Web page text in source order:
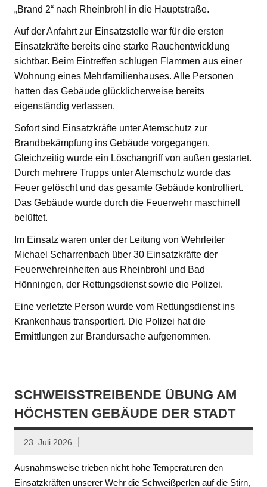
„Brand 2“ nach Rheinbrohl in die Hauptstraße.
Auf der Anfahrt zur Einsatzstelle war für die ersten
Einsatzkräfte bereits eine starke Rauchentwicklung
sichtbar. Beim Eintreffen schlugen Flammen aus einer
Wohnung eines Mehrfamilienhauses. Alle Personen
hatten das Gebäude glücklicherweise bereits
eigenständig verlassen.
Sofort sind Einsatzkräfte unter Atemschutz zur
Brandbekämpfung ins Gebäude vorgegangen.
Gleichzeitig wurde ein Löschangriff von außen gestartet.
Durch mehrere Trupps unter Atemschutz wurde das
Feuer gelöscht und das gesamte Gebäude kontrolliert.
Das Gebäude wurde durch die Feuerwehr maschinell
belüftet.
Im Einsatz waren unter der Leitung von Wehrleiter
Michael Scharrenbach über 30 Einsatzkräfte der
Feuerwehreinheiten aus Rheinbrohl und Bad
Hönningen, der Rettungsdienst sowie die Polizei.
Eine verletzte Person wurde vom Rettungsdienst ins
Krankenhaus transportiert. Die Polizei hat die
Ermittlungen zur Brandursache aufgenommen.
SCHWEISSTREIBENDE ÜBUNG AM H
ÖCHSTEN GEBÄUDE DER STADT
23. Juli 2026
Ausnahmsweise trieben nicht hohe Temperaturen den
Einsatzkräften unserer Wehr die Schweißperlen auf die Stirn,